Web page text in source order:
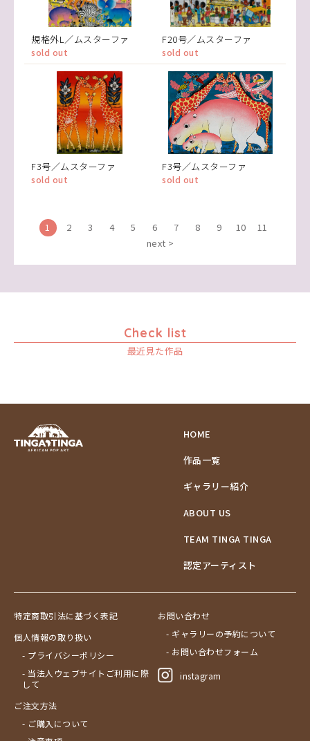
規格外L／ムスターファ
sold out
F20号／ムスターファ
sold out
F3号／ムスターファ
sold out
F3号／ムスターファ
sold out
1 2 3 4 5 6 7 8 9 10
11
next >
Check list
最近見た作品
HOME
作品一覧
ギャラリー紹介
ABOUT US
TEAM TINGA TINGA
認定アーティスト
特定商取引法に基づく表記
個人情報の取り扱い
- プライバシーポリシー
- 当法人ウェブサイトご利用に際
して
ご注文方法
- ご購入について
お問い合わせ
- ギャラリーの予約について
- お問い合わせフォーム
instagram